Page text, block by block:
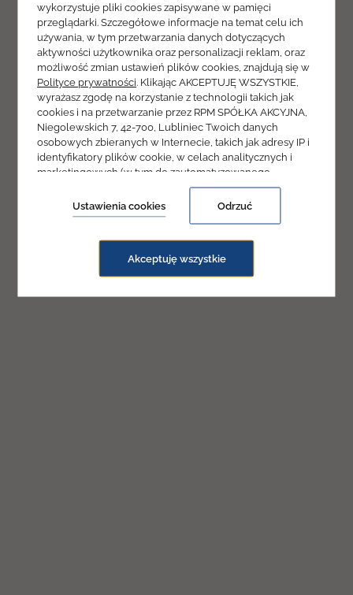
Aktywne wakacje
w górach
Dolina Leśnicy SKI & SPA
Resort
wykorzystuje pliki cookies zapisywane w pamięci
przeglądarki. Szczegółowe informacje na temat celu ich
używania, w tym przetwarzania danych dotyczących
aktywności użytkownika oraz personalizacji reklam, oraz
możliwość zmian ustawień plików cookies, znajdują się w
Polityce prywatności. Klikając AKCEPTUJĘ WSZYSTKIE,
wyrażasz zgodę na korzystanie z technologii takich jak
cookies i na przetwarzanie przez RPM SPÓŁKA AKCYJNA,
Niegolewskich 7, 42-700, Lubliniec Twoich danych
osobowych zbieranych w Internecie, takich jak adresy IP i
identyfikatory plików cookie, w celach analitycznych i
marketingowych (w tym do zautomatyzowanego
dopasowania reklam do Twoich zainteresowań, mierzenia
ich skuteczności oraz przetwarzania danych użytkownika
dla celów analitycznych). Zmiany ustawień plików cookies
ustawieniach
Ustawienia cookies Odrzuć
Akceptuję wszystkie